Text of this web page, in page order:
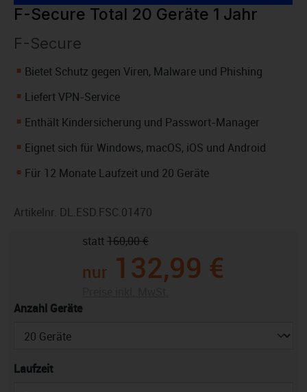
F-Secure Total 20 Geräte 1 Jahr
F-Secure
Bietet Schutz gegen Viren, Malware und Phishing
Liefert VPN-Service
Enthält Kindersicherung und Passwort-Manager
Eignet sich für Windows, macOS, iOS und Android
Für 12 Monate Laufzeit und 20 Geräte
Artikelnr. DL.ESD.FSC.01470
nur 132,99 €
statt160,00 €
Anzahl Geräteauswählen
Laufzeitauswählen